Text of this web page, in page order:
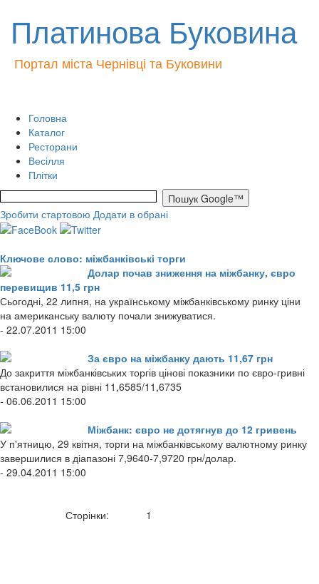
Платинова Буковина
Портал міста Чернівці та Буковини
Головна
Каталог
Ресторани
Весілля
Плітки
Зробити стартовою Додати в обрані
Ключове слово: міжбанківські торги
Долар почав зниження на міжбанку, євро
перевищив 11,5 грн
Сьогодні, 22 липня, на українському міжбанківському ринку ціни
на американську валюту почали знижуватися.
- 22.07.2011 15:00
За євро на міжбанку дають 11,67 грн
До закриття міжбанківських торгів цінові показники по євро-гривні
встановилися на рівні 11,6585/11,6735
- 06.06.2011 15:00
Міжбанк: євро не дотягнув до 12 гривень
У п'ятницю, 29 квітня, торги на міжбанківському валютному ринку
завершилися в діапазоні 7,9640-7,9720 грн/долар.
- 29.04.2011 15:00
Сторінки: 1